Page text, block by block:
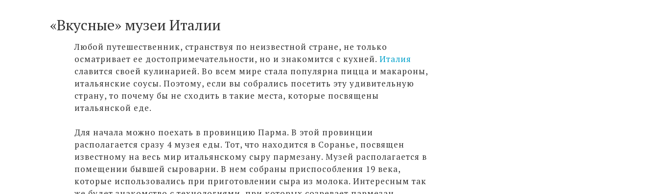
«Вкусные» музеи Италии
Любой путешественник, странствуя по неизвестной стране, не только
осматривает ее достопримечательности, но и знакомится с кухней. Италия
славится своей кулинарией. Во всем мире стала популярна пицца и макароны,
итальянские соусы. Поэтому, если вы собрались посетить эту удивительную
страну, то почему бы не сходить в такие места, которые посвящены
итальянской еде.
Для начала можно поехать в провинцию Парма. В этой провинции
располагается сразу 4 музея еды. Тот, что находится в Соранье, посвящен
известному на весь мир итальянскому сыру пармезану. Музей располагается в
помещении бывшей сыроварни. В нем собраны приспособления 19 века,
которые использовались при приготовлении сыра из молока. Интересным так